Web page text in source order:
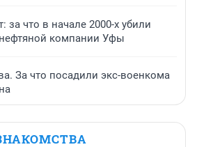
за что в начале 2000-х убили
компании Уфы
За что посадили экс-военкома